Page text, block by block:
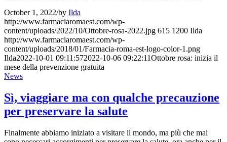
October 1, 2022/by Ilda
http://www.farmaciaromaest.com/wp-
content/uploads/2022/10/Ottobre-rosa-2022.jpg 615 1200 Ilda
http://www.farmaciaromaest.com/wp-
content/uploads/2018/01/Farmacia-roma-est-logo-color-1.png
Ilda2022-10-01 09:11:572022-10-06 09:22:11Ottobre rosa: inizia il
mese della prevenzione gratuita
News
Sì, viaggiare ma con qualche precauzione
per preservare la salute
Finalmente abbiamo iniziato a visitare il mondo, ma più che mai